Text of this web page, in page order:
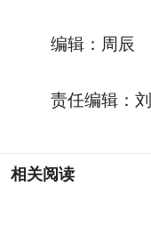
编辑：周辰
责任编辑：
相关阅读